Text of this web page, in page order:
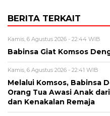
BERITA TERKAIT
Kamis, 6 Agustus 2026 - 22:44 WIB
Babinsa Giat Komsos
Kamis, 6 Agustus 2026 - 22:41 WIB
Melalui Komsos, Babinsa
Orang Tua Awasi Anak
dan Kenakalan Remaja